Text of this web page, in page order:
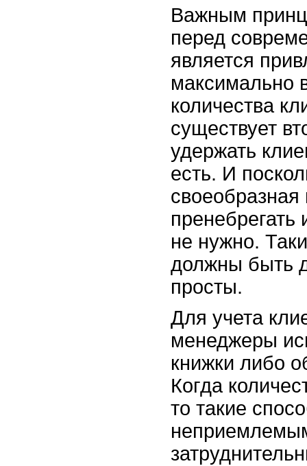
Важным
перед
является
максимально
количества
существует
удержать
есть. И
своеобразная
не нужно.
должны быть
просты.
Для учета
менеджеры
книжки либо
Когда
то такие